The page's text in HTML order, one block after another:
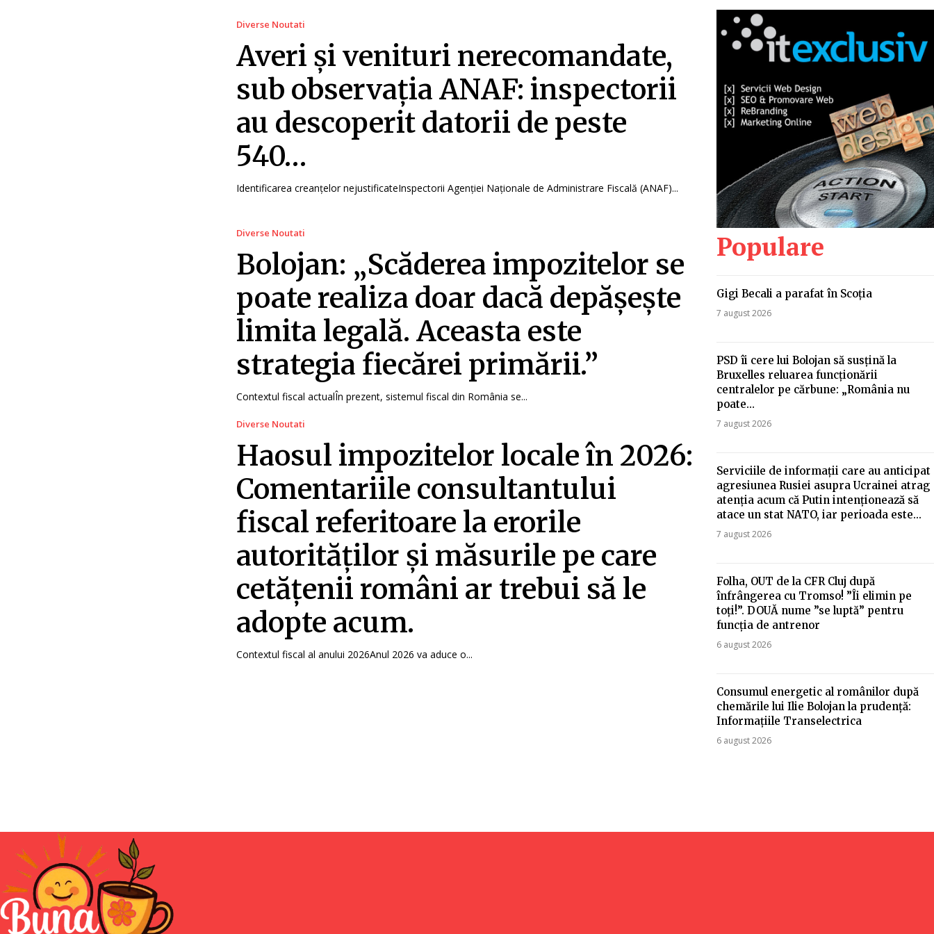
Diverse Noutati
Averi și venituri nerecomandate,
sub observația ANAF: inspectorii
au descoperit datorii de peste
540…
Identificarea creanțelor nejustificateInspectorii Agenției Naționale de Administrare Fiscală (ANAF)...
Diverse Noutati
Bolojan: „Scăderea impozitelor se
poate realiza doar dacă depășește
limita legală. Aceasta este
strategia fiecărei primării.”
Contextul fiscal actualÎn prezent, sistemul fiscal din România se...
Diverse Noutati
Haosul impozitelor locale în 2026:
Comentariile consultantului
fiscal referitoare la erorile
autorităților și măsurile pe care
cetățenii români ar trebui să le
adopte acum.
Contextul fiscal al anului 2026Anul 2026 va aduce o...
Populare
Gigi Becali a parafat în Scoția
7 august 2026
PSD îi cere lui Bolojan să susțină la
Bruxelles reluarea funcționării
centralelor pe cărbune: „România nu
poate…
7 august 2026
Serviciile de informații care au anticipat
agresiunea Rusiei asupra Ucrainei atrag
atenția acum că Putin intenționează să
atace un stat NATO, iar perioada este...
7 august 2026
Folha, OUT de la CFR Cluj după
înfrângerea cu Tromso! ”Îi elimin pe
toți!”. DOUĂ nume ”se luptă” pentru
funcția de antrenor
6 august 2026
Consumul energetic al românilor după
chemările lui Ilie Bolojan la prudență:
Informațiile Transelectrica
6 august 2026